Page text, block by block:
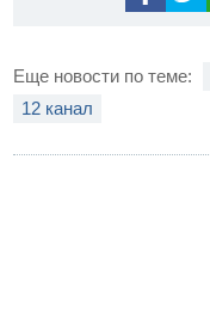
Еще новости по теме:
12 канал